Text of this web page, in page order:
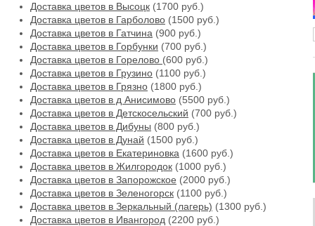
Доставка цветов в Высоцк (1700 руб.)
Доставка цветов в Гарболово (1500 руб.)
Доставка цветов в Гатчина (900 руб.)
Доставка цветов в Горбунки (700 руб.)
Доставка цветов в Горелово (600 руб.)
Доставка цветов в Грузино (1100 руб.)
Доставка цветов в Грязно (1800 руб.)
Доставка цветов в д Анисимово (5500 руб.)
Доставка цветов в Детскосельский (700 руб.)
Доставка цветов в Дибуны (800 руб.)
Доставка цветов в Дунай (1500 руб.)
Доставка цветов в Екатериновка (1600 руб.)
Доставка цветов в Жилгородок (1000 руб.)
Доставка цветов в Запорожское (2000 руб.)
Доставка цветов в Зеленогорск (1100 руб.)
Доставка цветов в Зеркальный (лагерь) (1300 руб.)
Доставка цветов в Ивангород (2200 руб.)